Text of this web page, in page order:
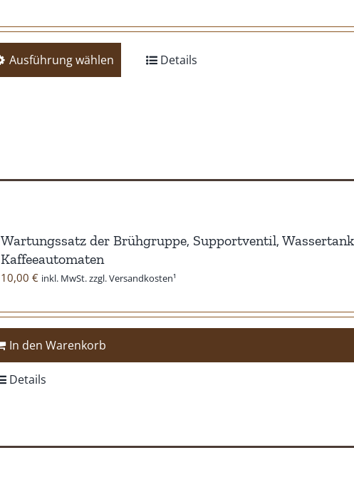
Ausführung wählen
Optionen
der
gewählt
Details
Wartungssatz der Brühgruppe, Supportventil,
Kaffeeautomaten
10,00 € inkl. MwSt. zzgl. Versandkosten¹
In den Warenkorb
Details